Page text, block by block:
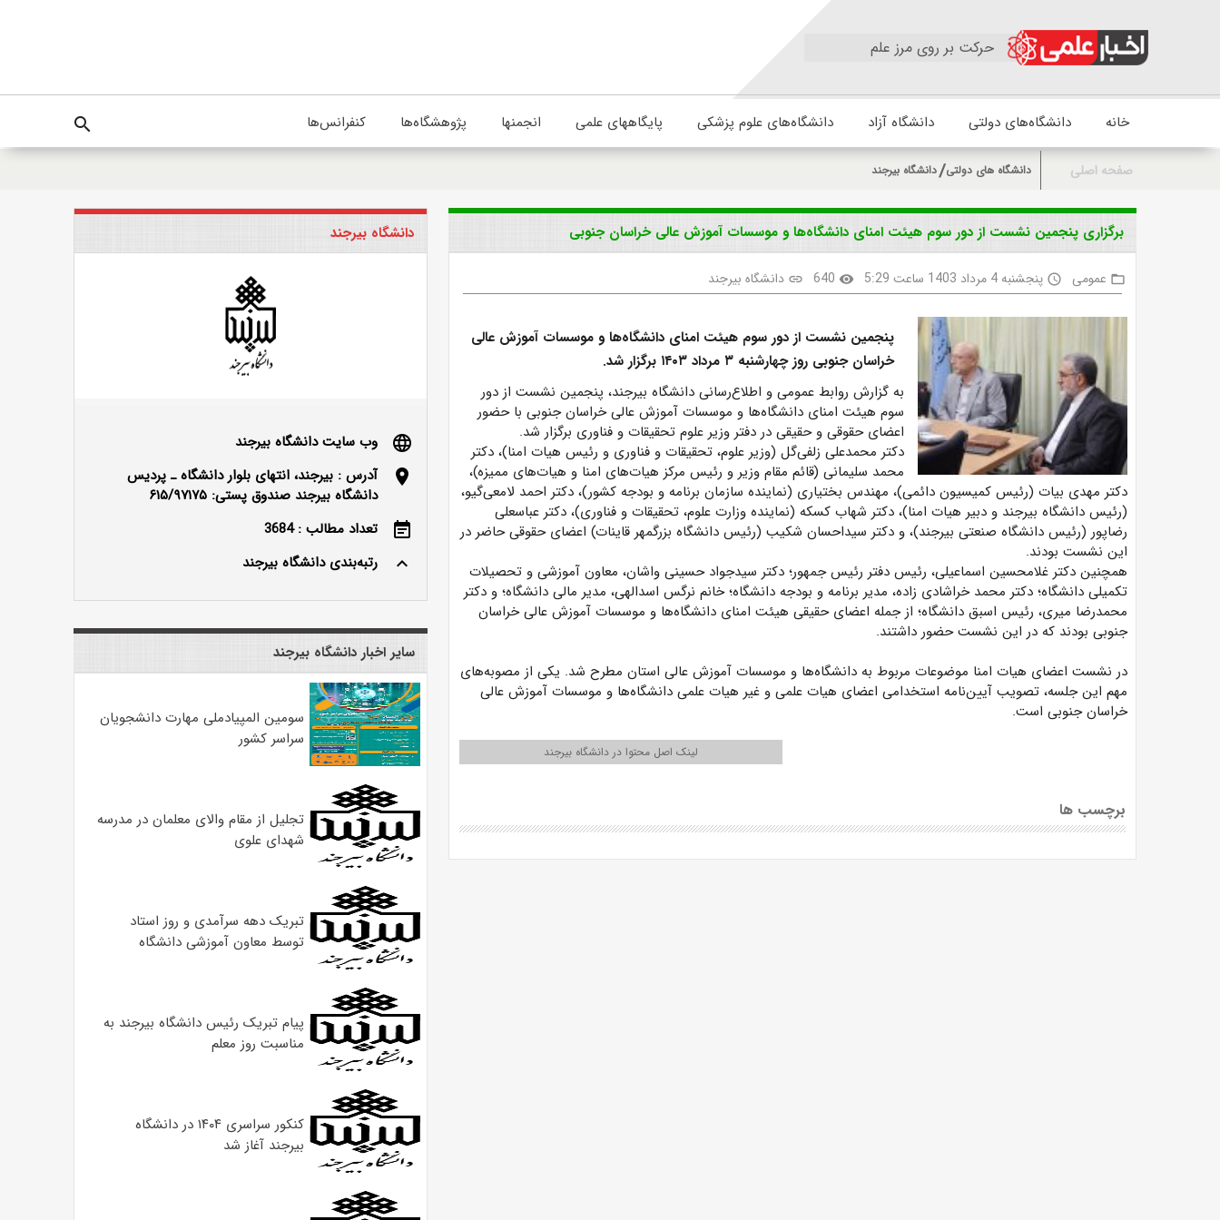
حرکت بر روی مرز علم
خانه دانشگاه‌های دولتی دانشگاه آزاد دانشگاه‌های علوم پزشکی پایگاههای علمی انجمنها پژوهشگاه‌ها کنفرانس‌ها search
صفحه اصلی دانشگاه های دولتی دانشگاه بیرجند
برگزاری پنجمین نشست از دور سوم هیئت امنای دانشگاه‌ها و موسسات آموزش عالی خراسان جنوبی
folder_open عمومی access_time پنجشنبه 4 مرداد 1403 ساعت 5:29 visibility
640
link دانشگاه بیرجند
پنجمین نشست از دور سوم هیئت امنای دانشگاه‌ها و موسسات آموزش عالی
خراسان جنوبی روز چهارشنبه ۳ مرداد ۱۴۰۳ برگزار شد.
به گزارش روابط عمومی و اطلاع‌رسانی دانشگاه بیرجند، پنجمین نشست از دور
سوم هیئت امنای دانشگاه‌ها و موسسات آموزش عالی خراسان جنوبی با حضور
اعضای حقوقی و حقیقی در دفتر وزیر علوم تحقیقات و فناوری برگزار شد.
دکتر محمدعلی زلفی‌گل (وزیر علوم، تحقیقات و فناوری و رئیس هیات امنا)، دکتر
محمد سلیمانی (قائم مقام وزیر و رئیس مرکز هیات‌های امنا و هیات‌های ممیزه)،
دکتر مهدی بیات (رئیس کمیسیون دائمی)، مهندس بختیاری (نماینده سازمان برنامه و بودجه کشور)، دکتر احمد لامعی‌گیو،
(رئیس دانشگاه بیرجند و دبیر هیات امنا)، دکتر شهاب کسکه (نماینده وزارت علوم، تحقیقات و فناوری)، دکتر عباسعلی
رضاپور (رئیس دانشگاه صنعتی بیرجند)، و دکتر سیداحسان شکیب (رئیس دانشگاه بزرگمهر قاینات) اعضای حقوقی حاضر در
این نشست بودند.
همچنین دکتر غلامحسین اسماعیلی، رئیس دفتر رئیس جمهور؛ دکتر سیدجواد حسینی واشان، معاون آموزشی و تحصیلات
تکمیلی دانشگاه؛ دکتر محمد خراشادی زاده، مدیر برنامه و بودجه دانشگاه؛ خانم نرگس اسدالهی، مدیر مالی دانشگاه؛ و دکتر
محمدرضا میری، رئیس اسبق دانشگاه؛ از جمله اعضای حقیقی هیئت امنای دانشگاه‌ها و موسسات آموزش عالی خراسان
جنوبی بودند که در این نشست حضور داشتند.
در نشست اعضای هیات امنا موضوعات مربوط به دانشگاه‌ها و موسسات آموزش عالی استان مطرح شد. یکی از‌ مصوبه‌های
مهم این جلسه، تصویب آیین‌نامه استخدامی اعضای هیات علمی و غیر هیات علمی دانشگاه‌ها و موسسات آموزش عالی
خراسان جنوبی است.
لینک اصل محتوا در دانشگاه بیرجند
برچسب ها
دانشگاه بیرجند
language
وب سایت دانشگاه بیرجند
location_on
آدرس : بیرجند، انتهای بلوار دانشگاه ـ پردیس
دانشگاه بیرجند صندوق پستی: ۶۱۵/۹۷۱۷۵
event_note
تعداد مطالب : 3684
keyboard_arrow_up
رتبه‌بندی دانشگاه بیرجند
سایر اخبار دانشگاه بیرجند
سومین المپیادملی مهارت دانشجویان
سراسر کشور
تجلیل از مقام والای معلمان در مدرسه
شهدای علوی
تبریک دهه سرآمدی و روز استاد
توسط معاون آموزشی دانشگاه
پیام تبریک رئیس دانشگاه بیرجند به
مناسبت روز معلم
کنکور سراسری ۱۴۰۴ در دانشگاه
بیرجند آغاز شد